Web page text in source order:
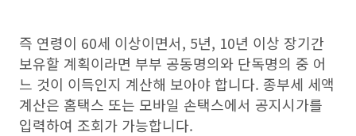
즉 연령이 60세 이상이면서, 5년, 10년 이상 장기간
보유할 계획이라면 부부 공동명의와 단독명의 중 어
느 것이 이득인지 계산해 보아야 합니다. 종부세 세액
계산은 홈택스 또는 모바일 손택스에서 공지시가를
입력하여 조회가 가능합니다.